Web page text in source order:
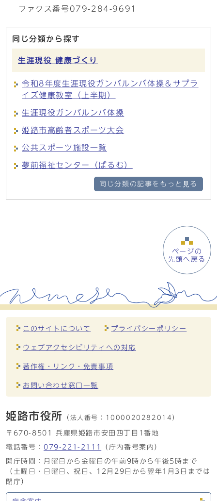
ファクス番号079-284-9691
同じ分類から探す
生涯現役 健康づくり
令和8年度生涯現役ガンバルンバ体操＆サプラ
イズ健康教室（上半期）
生涯現役ガンバルンバ体操
姫路市高齢者スポーツ大会
公共スポーツ施設一覧
夢前福祉センター（ぱるむ）
同じ分類の記事をもっと見る
ページの
先頭へ戻る
このサイトについて プライバシーポリシー
ウェブアクセシビリティへの対応
著作権・リンク・免責事項
お問い合わせ窓口一覧
姫路市役所 （法人番号： 1000020282014）
〒670-8501 兵庫県姫路市安田四丁目1番地
電話番号： 079-221-2111
（庁内番号案内）
開庁時間：月曜日から金曜日の午前9時から午後5時まで
（土曜日・日曜日、祝日、12月29日から翌年1月3日までは
閉庁）